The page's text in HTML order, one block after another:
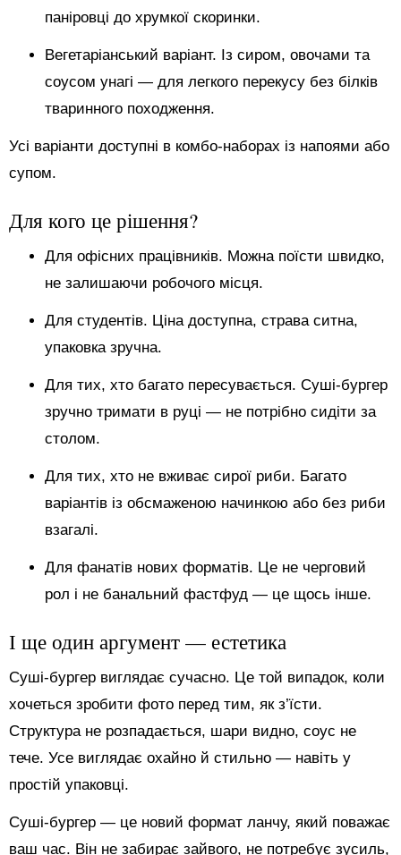
паніровці до хрумкої скоринки.
Вегетаріанський варіант. Із сиром, овочами та
соусом унагі — для легкого перекусу без білків
тваринного походження.
Усі варіанти доступні в комбо-наборах із напоями або
супом.
Для кого це рішення?
Для офісних працівників. Можна поїсти швидко,
не залишаючи робочого місця.
Для студентів. Ціна доступна, страва ситна,
упаковка зручна.
Для тих, хто багато пересувається. Суші-бургер
зручно тримати в руці — не потрібно сидіти за
столом.
Для тих, хто не вживає сирої риби. Багато
варіантів із обсмаженою начинкою або без риби
взагалі.
Для фанатів нових форматів. Це не черговий
рол і не банальний фастфуд — це щось інше.
І ще один аргумент — естетика
Суші-бургер виглядає сучасно. Це той випадок, коли
хочеться зробити фото перед тим, як з’їсти.
Структура не розпадається, шари видно, соус не
тече. Усе виглядає охайно й стильно — навіть у
простій упаковці.
Суші-бургер — це новий формат ланчу, який поважає
ваш час. Він не забирає зайвого, не потребує зусиль,